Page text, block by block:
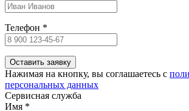
Телефон *
Нажимая на кнопку, вы соглашаетесь c
персональных данных
Сервисная служба
Имя *